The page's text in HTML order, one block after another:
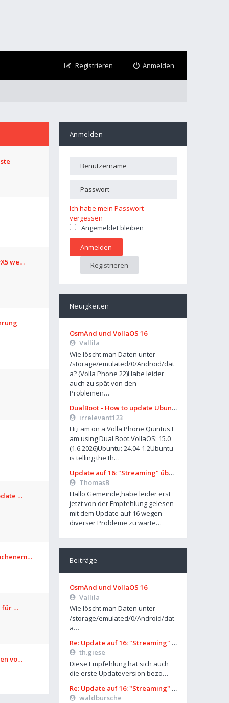
Anmelden
Registrieren
Anmelden
Ich habe mein Passwort
vergessen
Angemeldet bleiben
Registrieren
Neuigkeiten
OsmAnd und VollaOS 16
Vallila
Wie löscht man Daten unter
/storage/emulated/0/Android/dat
a? (Volla Phone 22)Habe leider
auch zu spät von den
Problemen…
DualBoot - How to update Ubuntu
irrelevant123
Hi,i am on a Volla Phone Quintus.I
am using Dual Boot.VollaOS: 15.0
(1.6.2026)Ubuntu: 24.04-1.2Ubuntu
is telling the th…
Update auf 16: "Streaming" über Mobilfunk geht nicht mehr
ThomasB
Hallo Gemeinde,habe leider erst
jetzt von der Empfehlung gelesen
mit dem Update auf 16 wegen
diverser Probleme zu warte…
Beiträge
OsmAnd und VollaOS 16
Vallila
Wie löscht man Daten unter
/storage/emulated/0/Android/dat
a…
Re: Update auf 16: "Streaming" über Mobilfunk geht nicht mehr
th.giese
Diese Empfehlung hat sich auch
die erste Updateversion bezo…
Re: Update auf 16: "Streaming" über Mobilfunk geht nicht mehr
waldbursche
we…
…
für …
vo…